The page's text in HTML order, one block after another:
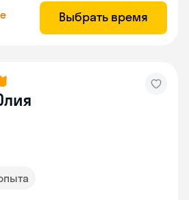
Выбрать время